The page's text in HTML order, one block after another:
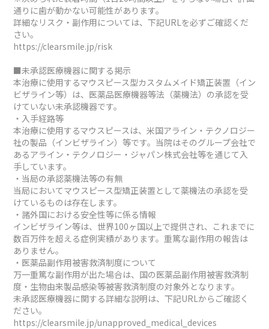
通りに歯が動かない可能性があります。
詳細なリスク・副作用については、下記URLを必ずご確認くだ
さい。
https://clearsmile.jp/risk
■未承認医療機器に関する掲示
本治療に使用するマウスピース型カスタムメイド矯正装置（イン
ビザライン等）は、医薬品医療機器等法（薬機法）の承認を受
けていない未承認機器です。
・入手経路等
本治療に使用するマウスピースは、米国アライン・テクノロジー
社の製品（インビザライン）等です。当院はそのグループ会社で
あるアライン・テクノロジー・ジャパン株式会社等を通じて入
手しています。
・当局の承認薬機法等の有無
当局においてマウスピース型矯正装置として薬機法の承認を受
けているものは存在します。
・諸外国における安全性等に係る情報
インビザライン等は、世界100ヶ国以上で提供され、これまでに
数百万件を超える症例実績があります。重篤な副作用の報告は
ありません。
・医薬品副作用被害救済制度について
万一重篤な副作用が出た場合は、国の医薬品副作用被害救済制
度・生物由来製品感染等被害救済制度の対象外となります。
未承認医療機器に関する詳細な説明は、下記URLからご確認く
ださい。
https://clearsmile.jp/unapproved_medical_devices